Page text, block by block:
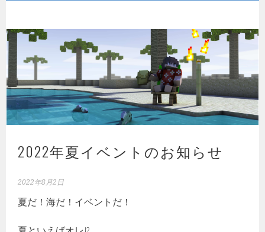
2022年夏イベントのお知らせ
2022年8月2日
夏だ！海だ！イベントだ！